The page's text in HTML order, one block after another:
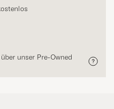
unser Pre-Owned